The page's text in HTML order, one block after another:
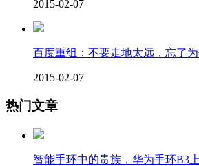
2015-02-07
百度重组：不要走地太远，忘了
2015-02-07
热门文章
智能手环中的贵族，华为手环B3